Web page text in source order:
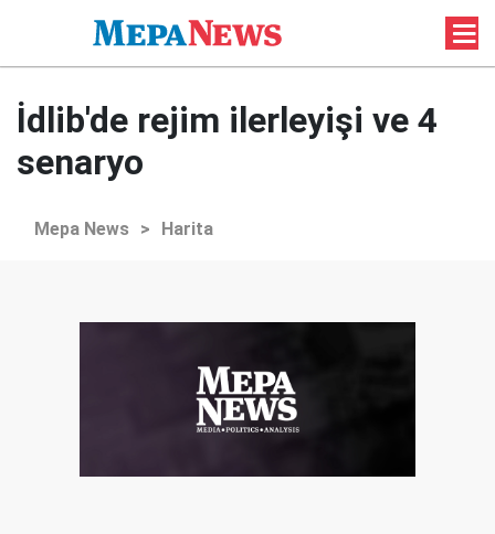
İdlib'de rejim ilerleyişi ve 4
senaryo
Mepa News > Harita